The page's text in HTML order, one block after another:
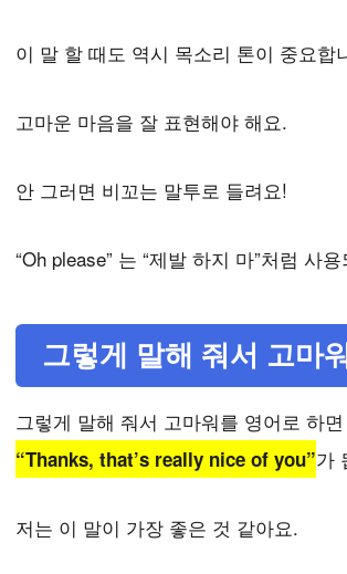
이 말 할 때도 역시 목소리 톤이 중요합
고마운 마음을 잘 표현해야 해요.
안 그러면 비꼬는 말투로 들려요!
“Oh please” 는 “제발 하지 마”처럼 사
그렇게 말해 줘서 고마
그렇게 말해 줘서 고마워를 영어로 하면
“Thanks, that’s really nice of you”가
저는 이 말이 가장 좋은 것 같아요.